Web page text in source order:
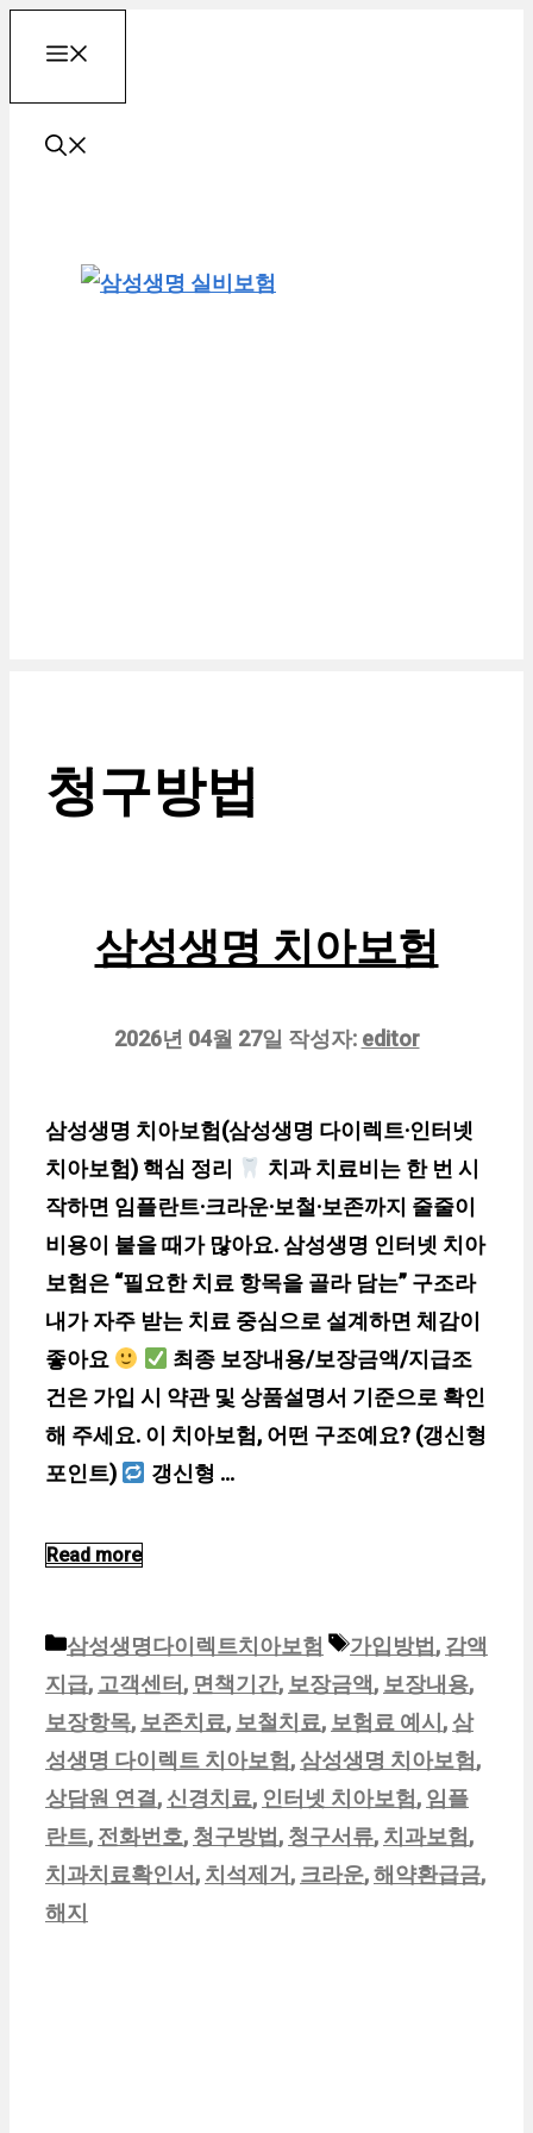
츠
청구방법
삼성생명 치아보험
2026년 04월 27일 작성자: editor
삼성생명 치아보험(삼성생명 다이렉트·인터넷
치아보험) 핵심 정리
치과 치료비는 한 번 시
작하면 임플란트·크라운·보철·보존까지 줄줄이
비용이 붙을 때가 많아요. 삼성생명 인터넷 치아
보험은 “필요한 치료 항목을 골라 담는” 구조라
내가 자주 받는 치료 중심으로 설계하면 체감이
좋아요
최종 보장내용/보장금액/지급조
건은 가입 시 약관 및 상품설명서 기준으로 확인
해 주세요. 이 치아보험, 어떤 구조예요? (갱신형
포인트)
갱신형 …
Read more
카
테
고
리
삼성생명다이렉트치아보험
태
그
가입방법 , 감액
지급, 고객센터 , 면책기간, 보장금액 , 보장내용,
보장항목, 보존치료, 보철치료, 보험료 예시 ,삼
성생명 다이렉트 치아보험 ,삼성생명 치아보험 ,
상담원 연결 , 신경치료, 인터넷 치아보험 , 임플
란트, 전화번호, 청구방법 , 청구서류, 치과보험 ,
치과치료확인서 , 치석제거 , 크라운,해약환급금,
해지